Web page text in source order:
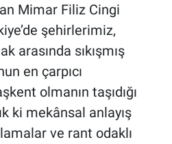
Mimar Filiz Cingi
şehirlerimiz,
arasında sıkışmış
en çarpıcı
olmanın taşıdığı
ki mekânsal anlayış
ve rant odaklı